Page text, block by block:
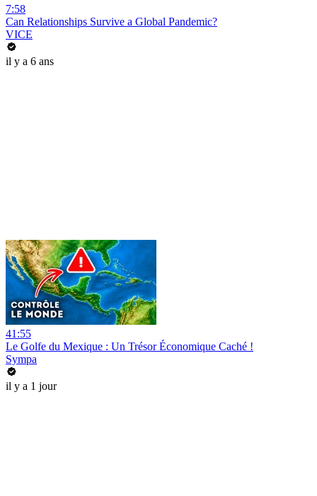
7:58
Can Relationships Survive a Global Pandemic?
VICE
il y a 6 ans
41:55
Le Golfe du Mexique : Un Trésor Économique Caché !
Sympa
il y a 1 jour